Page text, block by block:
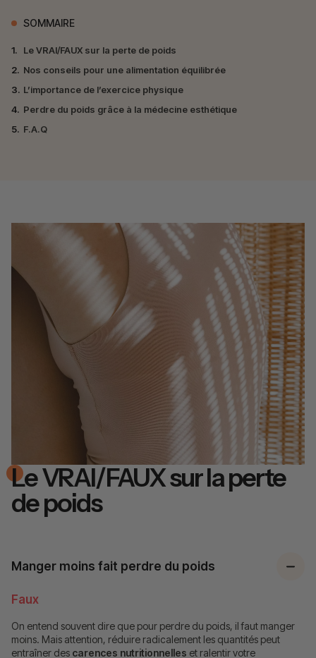
SOMMAIRE
1.
Le VRAI/FAUX sur la perte de poids
2. Nos conseils pour une alimentation équilibrée
3. L’importance de l’exercice physique
4. Perdre du poids grâce à la médecine esthétique
5. F.A.Q
Le VRAI/FAUX sur la perte
de poids
Manger moins fait perdre du poids
Faux
On entend souvent dire que pour perdre du poids, il faut manger
moins. Mais attention, réduire radicalement les quantités peut
entraîner des carences nutritionnelles et ralentir votre